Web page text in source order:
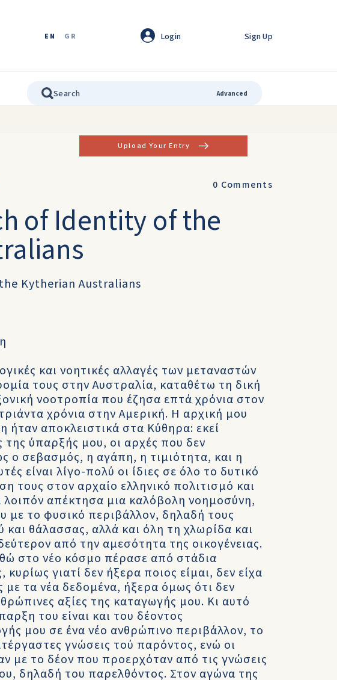
EN GR Login Sign Up
Advanced
Upload Your Entry
0 Comments
of Identity of the
Kytherian Australians
και νοητικές αλλαγές των μεταναστών
τους στην Αυστραλία, καταθέτω τη δική
νοοτροπία που έζησα επτά χρόνια στον
χρόνια στην Αμερική. Η αρχική μου
αποκλειστικά στα Κύθηρα: εκεί
της ύπαρξής μου, οι αρχές που δεν
ο σεβασμός, η αγάπη, η τιμιότητα, και η
είναι λίγο-πολύ οι ίδιες σε όλο το δυτικό
τους στον αρχαίο ελληνικό πολιτισμό και
λοιπόν απέκτησα μια καλόβολη νοημοσύνη,
το φυσικό περιβάλλον, δηλαδή τους
θάλασσας, αλλά και όλη τη χλωρίδα και
από την αμεσότητα της οικογένειας.
στο νέο κόσμο πέρασε από στάδια
γιατί δεν ήξερα ποιος είμαι, δεν είχα
με τα νέα δεδομένα, ήξερα όμως ότι δεν
αξίες της καταγωγής μου. Κι αυτό
του είναι και του δέοντος
μου σε ένα νέο ανθρώπινο περιβάλλον, το
γνώσεις τού παρόντος, ενώ οι
με το δέον που προερχόταν από τις γνώσεις
δηλαδή του παρελθόντος. Στον αγώνα της